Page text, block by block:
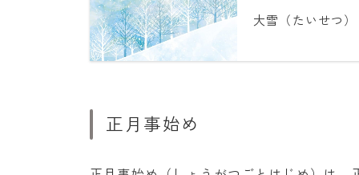
大雪（たいせつ）
正月事始め